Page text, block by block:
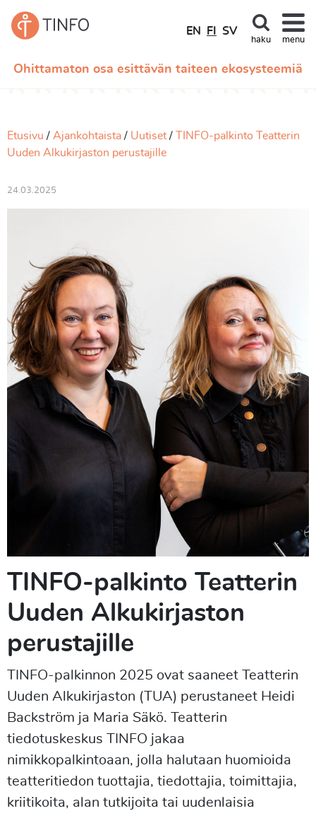
Ohittamaton osa esittävän taiteen ekosysteemiä
EN FI SV
haku menu
Etusivu Ajankohtaista Uutiset
TINFO-palkinto Teatterin
Uuden Alkukirjaston perustajille
24.03.2025
TINFO-palkinto Teatterin
Uuden Alkukirjaston
perustajille
TINFO-palkinnon 2025 ovat saaneet Teatterin
Uuden Alkukirjaston (TUA) perustaneet Heidi
Backström ja Maria Säkö. Teatterin
tiedotuskeskus TINFO jakaa
nimikkopalkintoaan, jolla halutaan huomioida
teatteritiedon tuottajia, tiedottajia, toimittajia,
kriitikoita, alan tutkijoita tai uudenlaisia